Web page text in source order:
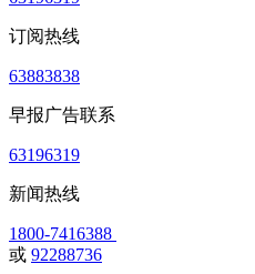
订阅热线
63883838
早报广告联系
63196319
新闻热线
1800-7416388
或 92288736